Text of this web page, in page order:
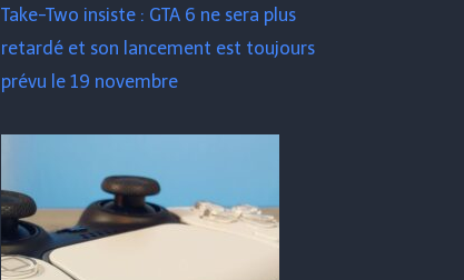
Take-Two insiste : GTA 6 ne sera plus
retardé et son lancement est toujours
prévu le 19 novembre